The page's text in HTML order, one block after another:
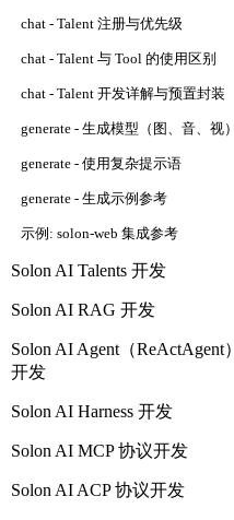
chat - Talent 注册与优先级
chat - Talent 与 Tool 的使用区别
chat - Talent 开发详解与预置封装
generate - 生成模型（图、音、视）
generate - 使用复杂提示语
generate - 生成示例参考
示例: solon-web 集成参考
Solon AI Talents 开发
Solon AI RAG 开发
Solon AI Agent（ReActAgent）
开发
Solon AI Harness 开发
Solon AI MCP 协议开发
Solon AI ACP 协议开发